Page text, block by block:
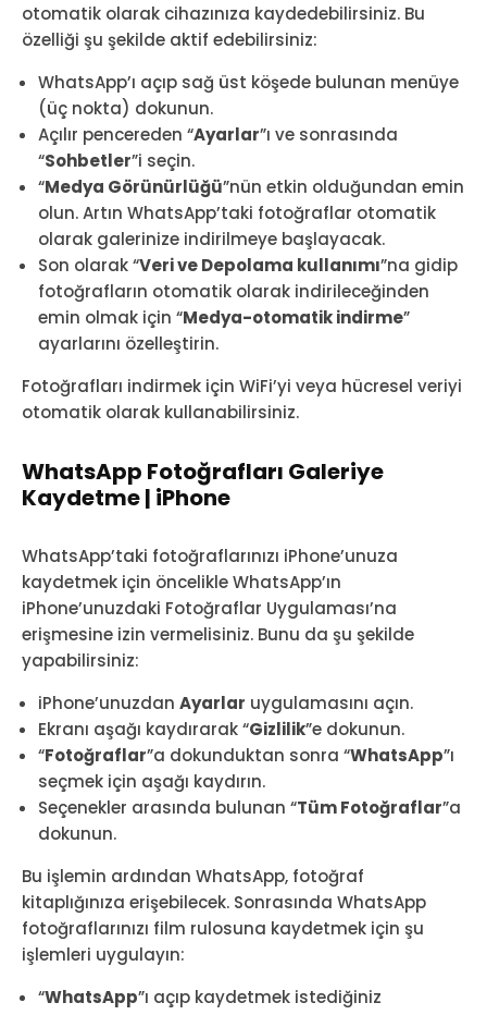
otomatik olarak cihazınıza kaydedebilirsiniz. Bu
özelliği şu şekilde aktif edebilirsiniz:
WhatsApp’ı açıp sağ üst köşede bulunan menüye
(üç nokta) dokunun.
Açılır pencereden “Ayarlar”ı ve sonrasında
“Sohbetler”i seçin.
“Medya Görünürlüğü”nün etkin olduğundan emin
olun. Artın WhatsApp’taki fotoğraflar otomatik
olarak galerinize indirilmeye başlayacak.
Son olarak “Veri ve Depolama kullanımı”na gidip
fotoğrafların otomatik olarak indirileceğinden
emin olmak için “Medya-otomatik indirme”
ayarlarını özelleştirin.
Fotoğrafları indirmek için WiFi’yi veya hücresel veriyi
otomatik olarak kullanabilirsiniz.
WhatsApp Fotoğrafları Galeriye
Kaydetme | iPhone
WhatsApp’taki fotoğraflarınızı iPhone’unuza
kaydetmek için öncelikle WhatsApp’ın
iPhone’unuzdaki Fotoğraflar Uygulaması’na
erişmesine izin vermelisiniz. Bunu da şu şekilde
yapabilirsiniz:
iPhone’unuzdan Ayarlar uygulamasını açın.
Ekranı aşağı kaydırarak “Gizlilik”e dokunun.
“Fotoğraflar”a dokunduktan sonra “WhatsApp”ı
seçmek için aşağı kaydırın.
Seçenekler arasında bulunan “Tüm Fotoğraflar”a
dokunun.
Bu işlemin ardından WhatsApp, fotoğraf
kitaplığınıza erişebilecek. Sonrasında WhatsApp
fotoğraflarınızı film rulosuna kaydetmek için şu
işlemleri uygulayın:
“WhatsApp”ı açıp kaydetmek istediğiniz